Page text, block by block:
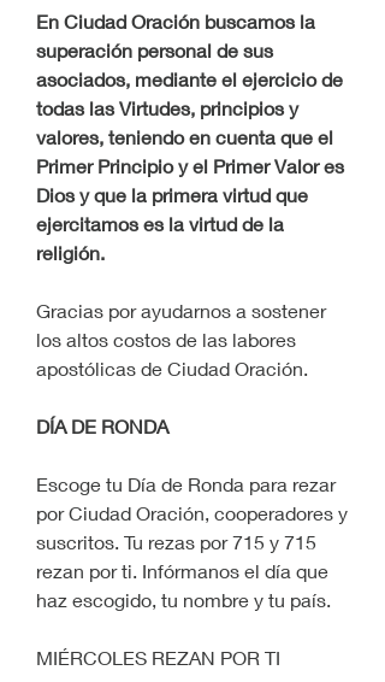
En Ciudad Oración buscamos la
superación personal de sus
asociados, mediante el ejercicio de
todas las Virtudes, principios y
valores, teniendo en cuenta que el
Primer Principio y el Primer Valor es
Dios y que la primera virtud que
ejercitamos es la virtud de la
religión.
Gracias por ayudarnos a sostener
los altos costos de las labores
apostólicas de Ciudad Oración.
DÍA DE RONDA
Escoge tu Día de Ronda para rezar
por Ciudad Oración, cooperadores y
suscritos. Tu rezas por 715 y 715
rezan por ti. Infórmanos el día que
haz escogido, tu nombre y tu país.
MIÉRCOLES REZAN POR TI